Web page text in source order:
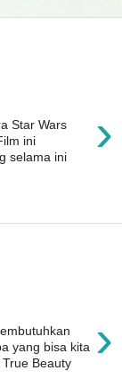
›
Star Wars
ini
selama ini
›
yang bisa kita
Beauty